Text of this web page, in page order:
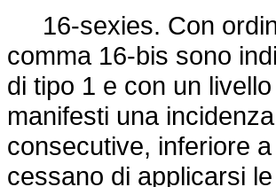
16-sexies. Con
comma 16-bis sono
di tipo 1 e con un
manifesti una
consecutive, inferiore
cessano di applicarsi